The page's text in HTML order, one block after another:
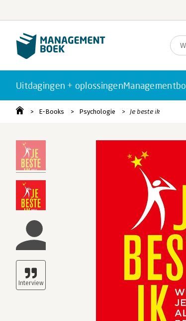
Uitdagingen + oplossingen
E-Books Psychologie Je beste ik